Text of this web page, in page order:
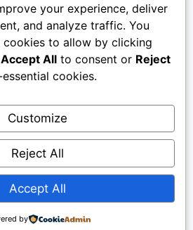
your experience, deliver
and analyze traffic. You
cookies to allow by clicking
Accept All to consent or Reject
cookies.
Customize
Reject All
Accept All
by